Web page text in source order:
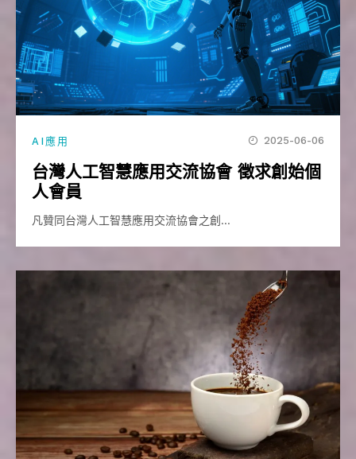
AI應用 2025-06-06
台灣人工智慧應用交流協會 徵求創始個
人會員
凡贊同台灣人工智慧應用交流協會之創…